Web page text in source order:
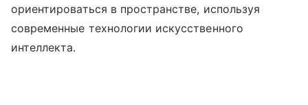
ориентироваться в пространстве, используя
современные технологии искусственного
интеллекта.